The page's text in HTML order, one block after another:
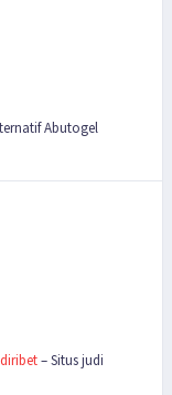
Abutogel
– Situs judi